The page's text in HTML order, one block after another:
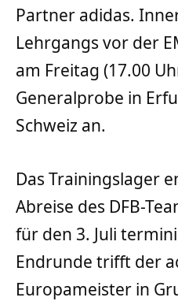
Partner adidas.
Lehrgangs vor der
am Freitag (17.00
Generalprobe in
Schweiz an.
Das Trainingslager
Abreise des DFB-
für den 3. Juli
Endrunde trifft der
Europameister in